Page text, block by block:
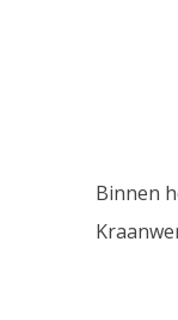
Binnen